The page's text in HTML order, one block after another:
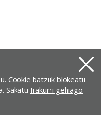
Cookie batzuk blokeatu
Sakatu Irakurri gehiago